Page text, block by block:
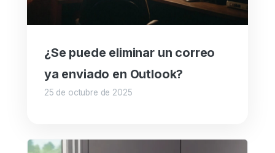
¿Se puede eliminar un correo
ya enviado en Outlook?
25 de octubre de 2025